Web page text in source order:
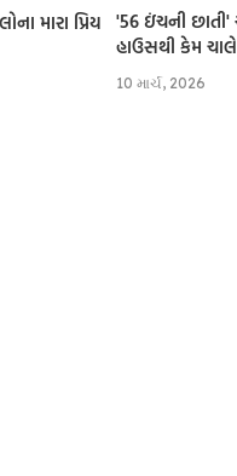
મારા પ્રિય '56 ઇંચની
હાઉસથી કેમ
10 માર્ચ, 2026